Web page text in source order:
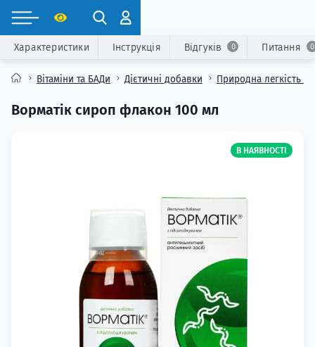
Вітаміни та БАДи Дієтичні добавки Природна легкість
Ворматік сироп флакон 100 мл
Характеристики Інструкція Відгуків 0 Питання 0
В НАЯВНОСТІ